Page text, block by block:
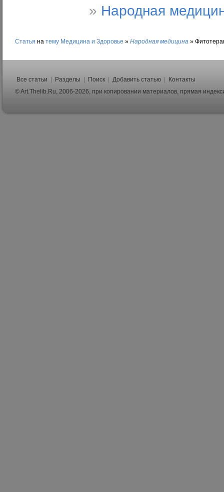
» Народная
Статья на тему Медицина и Здоровье » Народная медицина »
Все статьи Разделы Поиск Добавить статью
Контакты
© Art.Thelib.Ru, 2006-2026, при копировании материалов, прямая